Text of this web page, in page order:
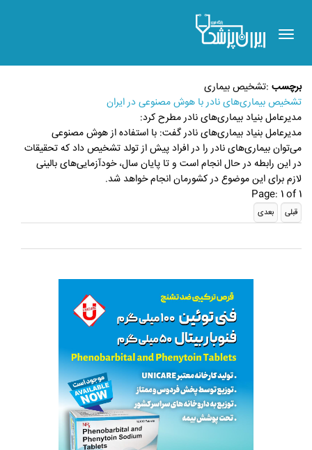
Toggle
navigation
برچسب :تشخیص بیماری
تشخیص بیماری‌های نادر با هوش مصنوعی در ایران
مدیرعامل بنیاد بیماری‌های نادر مطرح کرد:
مدیرعامل بنیاد بیماری‌های نادر گفت: با استفاده از هوش مصنوعی
می‌توان بیماری‌های نادر را در افراد پیش از تولد تشخیص داد که تحقیقات
در این رابطه در حال انجام است و تا پایان سال، خودآزمایی‌های بالینی
لازم برای این موضوع در کشورمان انجام خواهد شد.
Page: 1 of 1